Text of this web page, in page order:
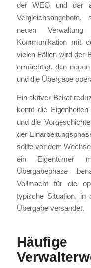
der WEG und der
neuen
Kommunikation mit
vielen Fällen wird der
ermächtigt, den
und die Übergabe
Ein aktiver Beirat
kennt die
und die
der
sollte vor dem
ein Eigentümer
Übergabephase
Vollmacht für die
typische Situation, in
Übergabe versandet.